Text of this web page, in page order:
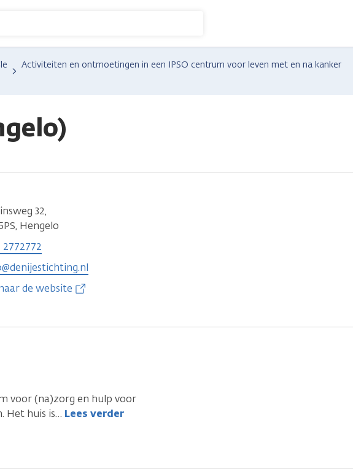
Activiteiten en ontmoetingen in een IPSO centrum voor leven met en na kanker
32,
Hengelo
2772772
de website
voor (na)zorg en hulp voor
Het huis is… Lees verder